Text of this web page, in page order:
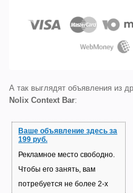
А так выглядят объявления из
Nolix Context Bar:
Ваше объявление здесь за
199 руб.
Рекламное место свободно.
Чтобы его занять, вам
потребуется не более 2-х